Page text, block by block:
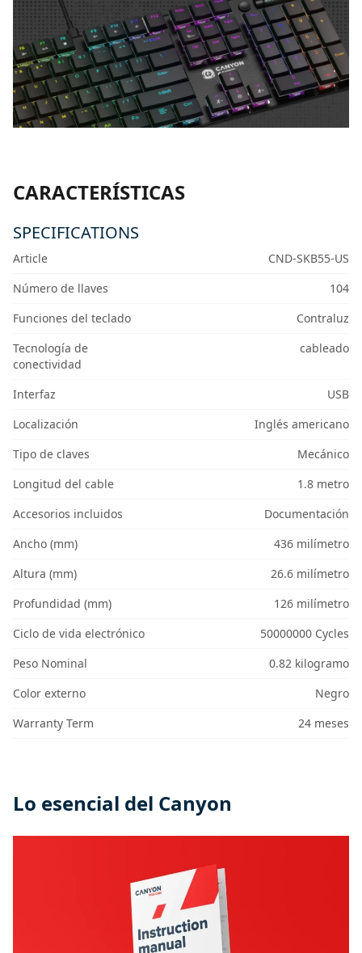
CARACTERÍSTICAS
SPECIFICATIONS
Article
CND-SKB55-US
Número de llaves
104
Funciones del teclado
Contraluz
Tecnología de
conectividad
cableado
Interfaz
USB
Localización
Inglés americano
Tipo de claves
Mecánico
Longitud del cable
1.8 metro
Accesorios incluidos
Documentación
Ancho (mm)
436 milímetro
Altura (mm)
26.6 milímetro
Profundidad (mm)
126 milímetro
Ciclo de vida electrónico
50000000 Cycles
Peso Nominal
0.82 kilogramo
Color externo
Negro
Warranty Term
24 meses
Lo esencial del Canyon